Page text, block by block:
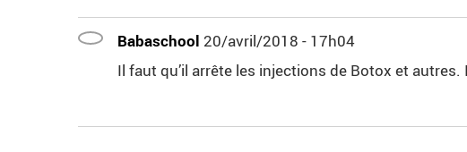
Babaschool 20/avril/2018 - 17h04
Il faut qu’il arrête les injections de Botox et